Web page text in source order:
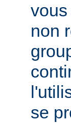
non
se